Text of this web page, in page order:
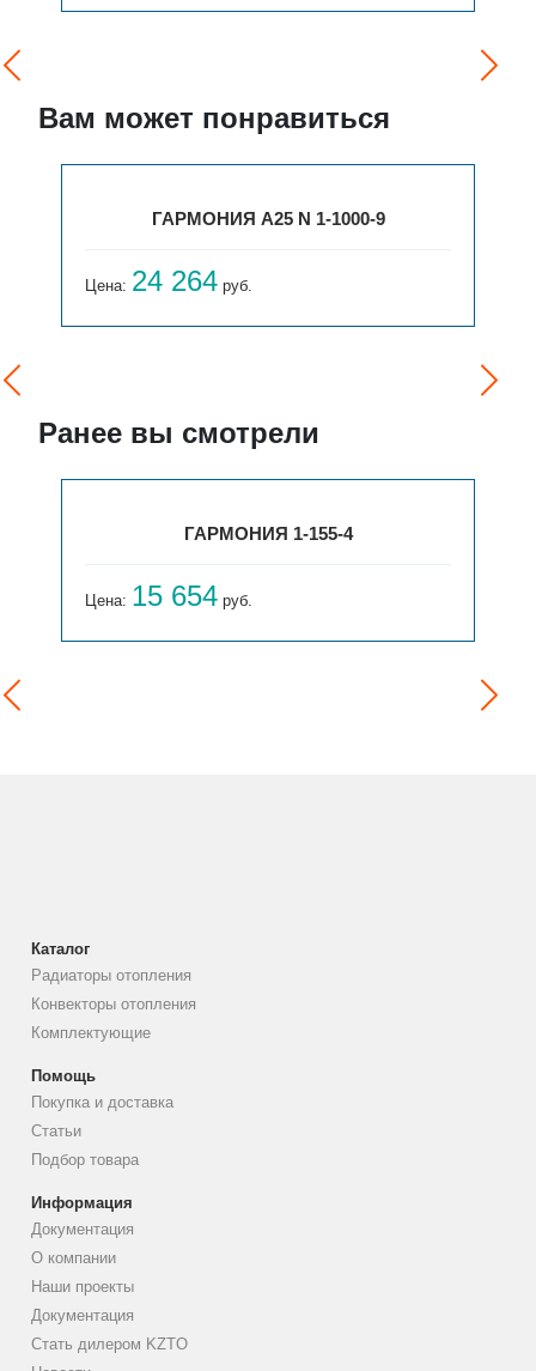
Вам может понравиться
ГАРМОНИЯ А25 N 1-1000-9
Цена: 24 264 руб.
Ранее вы смотрели
ГАРМОНИЯ 1-155-4
Цена: 15 654 руб.
Каталог
Радиаторы отопления
Конвекторы отопления
Комплектующие
Помощь
Покупка и доставка
Статьи
Подбор товара
Информация
Документация
О компании
Наши проекты
Документация
Стать дилером KZTO